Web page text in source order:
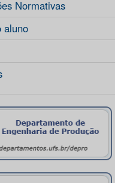
Normativas
aluno